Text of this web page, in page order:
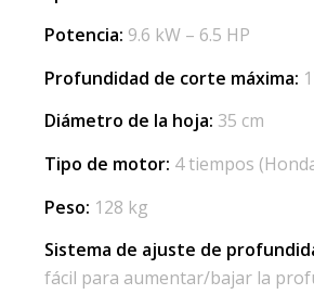
Potencia: 9.6 kW – 6.5 HP
Profundidad de corte máxima:
Diámetro de la hoja: 35 cm
Tipo de motor: 4 tiempos
Peso: 128 kg
Sistema de ajuste de
fácil para aumentar/bajar la